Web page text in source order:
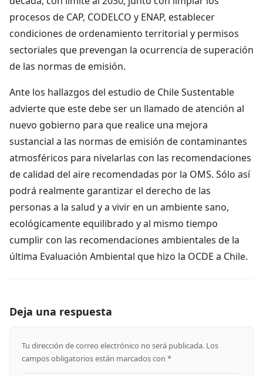
procesos de CAP, CODELCO y ENAP, establecer
condiciones de ordenamiento territorial y permisos
sectoriales que prevengan la ocurrencia de superación
de las normas de emisión.
Ante los hallazgos del estudio de Chile Sustentable
advierte que este debe ser un llamado de atención al
nuevo gobierno para que realice una mejora
sustancial a las normas de emisión de contaminantes
atmosféricos para nivelarlas con las recomendaciones
de calidad del aire recomendadas por la OMS. Sólo así
podrá realmente garantizar el derecho de las
personas a la salud y a vivir en un ambiente sano,
ecológicamente equilibrado y al mismo tiempo
cumplir con las recomendaciones ambientales de la
última Evaluación Ambiental que hizo la OCDE a Chile.
Deja una respuesta
Tu dirección de correo electrónico no será publicada. Los
campos obligatorios están marcados con *